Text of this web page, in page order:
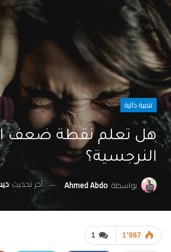
تنمية ذاتية
هل تعلم نقطة ضعف
النرجسية؟
بواسطة Ahmed Abdo آخر تحديث
1 1٬987